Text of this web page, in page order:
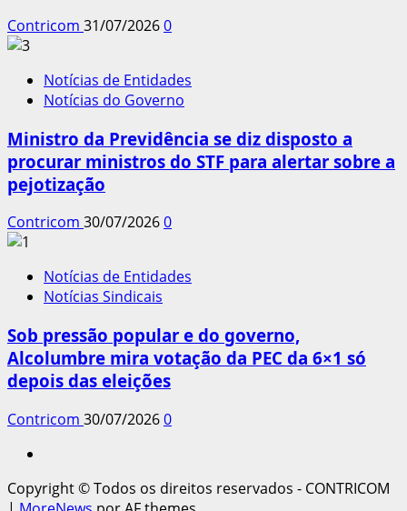
Contricom 31/07/20260
Notícias de Entidades
Notícias do Governo
Ministro da Previdência se diz disposto a
procurar ministros do STF para alertar sobre a
pejotização
Contricom 30/07/20260
Notícias de Entidades
Notícias Sindicais
Sob pressão popular e do governo,
Alcolumbre mira votação da PEC da 6×1 só
depois das eleições
Contricom 30/07/20260
Copyright © Todos os direitos reservados - CONTRICOM